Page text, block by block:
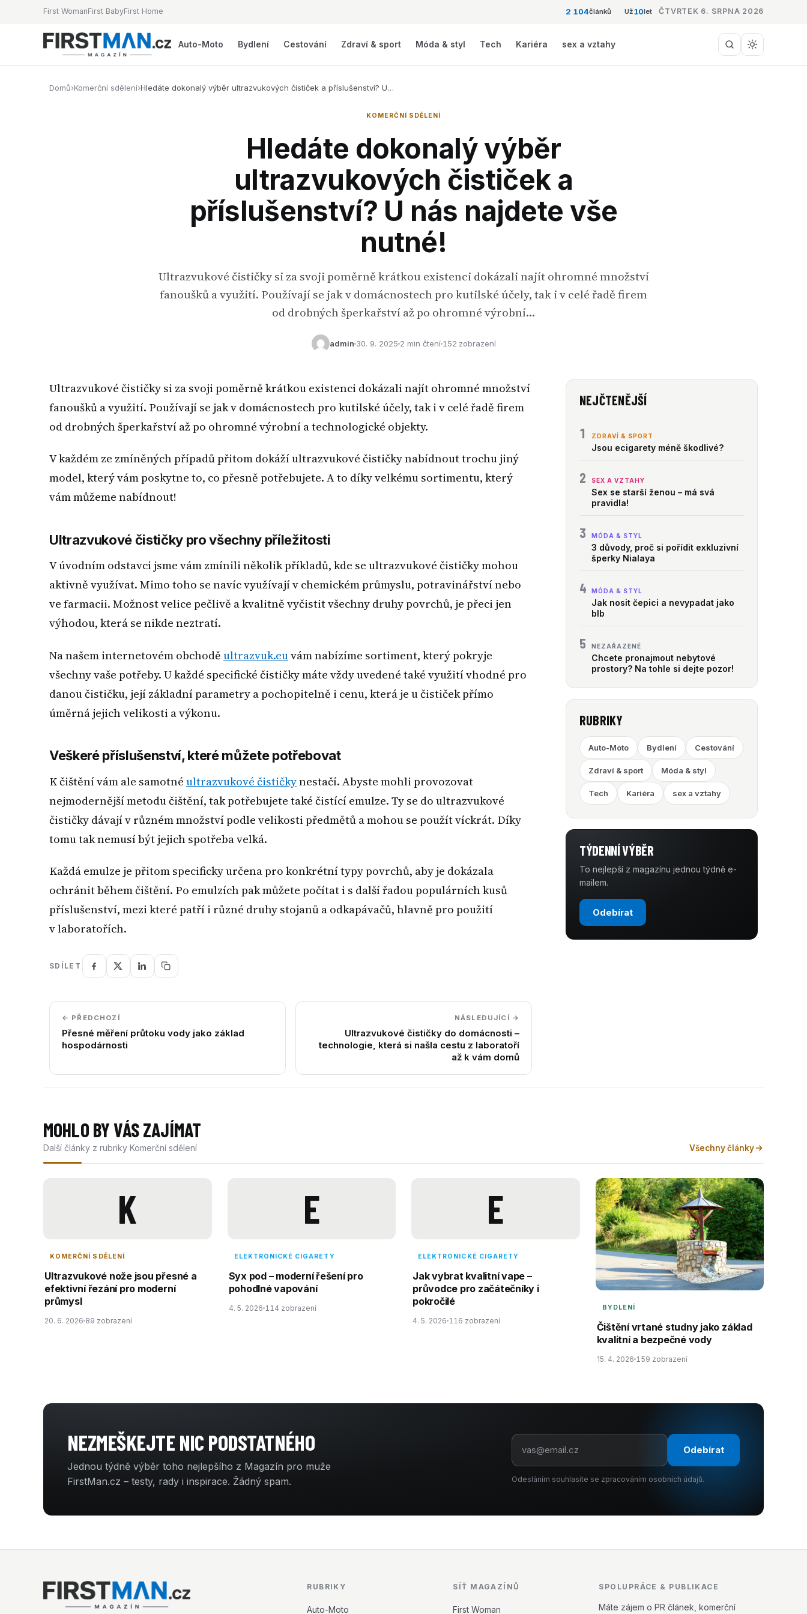
First WomanFirst BabyFirst Home 2 104článků Už10let ČTVRTEK 6. SRPNA 2026
Auto-Moto Bydlení Cestování Zdraví & sport Móda & styl Tech Kariéra sex a vztahy
Domů›Komerční sdělení›Hledáte dokonalý výběr ultrazvukových čističek a příslušenství? U…
KOMERČNÍ SDĚLENÍ
Hledáte dokonalý výběr
ultrazvukových čističek a
příslušenství? U nás najdete vše
nutné!
Ultrazvukové čističky si za svoji poměrně krátkou existenci dokázali najít ohromné množství
fanoušků a využití. Používají se jak v domácnostech pro kutilské účely, tak i v celé řadě firem
od drobných šperkařství až po ohromné výrobní…
admin 30. 9. 2025 2 min čtení152 zobrazení
Ultrazvukové čističky si za svoji poměrně krátkou existenci dokázali najít ohromné množství
fanoušků a využití. Používají se jak v domácnostech pro kutilské účely, tak i v celé řadě firem
od drobných šperkařství až po ohromné výrobní a technologické objekty.
V každém ze zmíněných případů přitom dokáží ultrazvukové čističky nabídnout trochu jiný
model, který vám poskytne to, co přesně potřebujete. A to díky velkému sortimentu, který
vám můžeme nabídnout!
Ultrazvukové čističky pro všechny příležitosti
V úvodním odstavci jsme vám zmínili několik příkladů, kde se ultrazvukové čističky mohou
aktivně využívat. Mimo toho se navíc využívají v chemickém průmyslu, potravinářství nebo
ve farmacii. Možnost velice pečlivě a kvalitně vyčistit všechny druhy povrchů, je přeci jen
výhodou, která se nikde neztratí.
Na našem internetovém obchodě ultrazvuk.euvám nabízíme sortiment, který pokryje
všechny vaše potřeby. U každé specifické čističky máte vždy uvedené také využití vhodné pro
danou čističku, její základní parametry a pochopitelně i cenu, která je u čističek přímo
úměrná jejich velikosti a výkonu.
Veškeré příslušenství, které můžete potřebovat
K čištění vám ale samotné ultrazvukové čističkynestačí. Abyste mohli provozovat
nejmodernější metodu čištění, tak potřebujete také čistící emulze. Ty se do ultrazvukové
čističky dávají v různém množství podle velikosti předmětů a mohou se použít víckrát. Díky
tomu tak nemusí být jejich spotřeba velká.
Každá emulze je přitom specificky určena pro konkrétní typy povrchů, aby je dokázala
ochránit během čištění. Po emulzích pak můžete počítat i s další řadou populárních kusů
příslušenství, mezi které patří i různé druhy stojanů a odkapávačů, hlavně pro použití
v laboratořích.
SDÍLET
← PŘEDCHOZÍ
Přesné měření průtoku vody jako základ
hospodárnosti
NÁSLEDUJÍCÍ →
Ultrazvukové čističky do domácnosti –
technologie, která si našla cestu z laboratoří
až k vám domů
NEJČTENĚJŠÍ
1 ZDRAVÍ & SPORT
Jsou ecigarety méně škodlivé?
2 SEX A VZTAHY
Sex se starší ženou – má svá
pravidla!
3 MÓDA & STYL
3 důvody, proč si pořídit exkluzivní
šperky Nialaya
4 MÓDA & STYL
Jak nosit čepici a nevypadat jako
blb
5 NEZAŘAZENÉ
Chcete pronajmout nebytové
prostory? Na tohle si dejte pozor!
RUBRIKY
Auto-Moto Bydlení Cestování
Zdraví & sport Móda & styl
Tech Kariéra sex a vztahy
TÝDENNÍ VÝBĚR
To nejlepší z magazínu jednou týdně e-
mailem.
Odebírat
MOHLO BY VÁS ZAJÍMAT
Další články z rubriky Komerční sdělení Všechny články
K
KOMERČNÍ SDĚLENÍ
Ultrazvukové nože jsou přesné a
efektivní řezání pro moderní
průmysl
20. 6. 2026 89 zobrazení
E
ELEKTRONICKÉ CIGARETY
Syx pod – moderní řešení pro
pohodlné vapování
4. 5. 2026 114 zobrazení
E
ELEKTRONICKÉ CIGARETY
Jak vybrat kvalitní vape –
průvodce pro začátečníky i
pokročilé
4. 5. 2026 116 zobrazení
BYDLENÍ
Čištění vrtané studny jako základ
kvalitní a bezpečné vody
15. 4. 2026 159 zobrazení
NEZMEŠKEJTE NIC PODSTATNÉHO
Jednou týdně výběr toho nejlepšího z Magazín pro muže
FirstMan.cz – testy, rady i inspirace. Žádný spam.
Odebírat
Odesláním souhlasíte se zpracováním osobních údajů.
RUBRIKY
Auto-Moto
SÍŤ MAGAZÍNŮ
First Woman
SPOLUPRÁCE & PUBLIKACE
Máte zájem o PR článek, komerční